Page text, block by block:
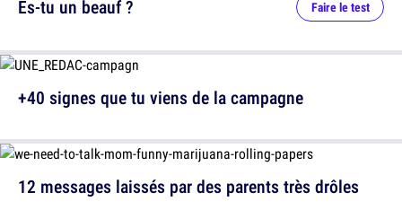
12 messages laissés par des parents très drôles
Es-tu un beauf ? Faire le test
+40 signes que tu viens de la campagne